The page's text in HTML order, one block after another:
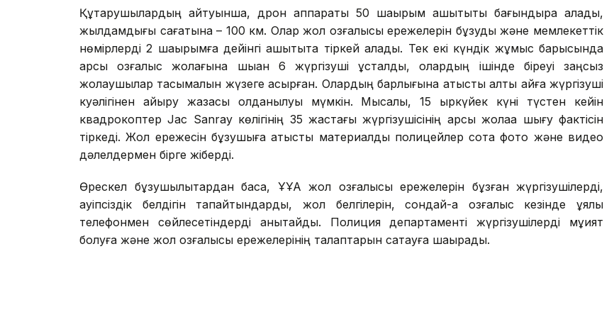
Құтқарушылардың айтуынша, дрон аппараты 50 шақырым қашықтықты бағындыра алады,
жылдамдығы сағатына – 100 км. Олар жол қозғалысы ережелерін бұзуды және мемлекеттік
нөмірлерді 2 шақырымға дейінгі қашықтықта тіркей алады. Тек екі күндік жұмыс барысында
қарсы қозғалыс жолағына шыққан 6 жүргізуші ұсталды, олардың ішінде біреуі заңсыз
жолаушылар тасымалын жүзеге асырған. Олардың барлығына қатысты алты айға жүргізуші
куәлігінен айыру жазасы қолданылуы мүмкін. Мысалы, 15 қыркүйек күні түстен кейін
квадрокоптер Jac Sanray көлігінің 35 жастағы жүргізушісінің қарсы жолаққа шығу фактісін
тіркеді. Жол ережесін бұзушыға қатысты материалды полицейлер сотқа фото және видео
дәлелдермен бірге жіберді.
Өрескел бұзушылықтардан басқа, ҰҰА жол қозғалысы ережелерін бұзған жүргізушілерді,
қауіпсіздік белдігін тақпайтындарды, жол белгілерін, сондай-ақ қозғалыс кезінде ұялы
телефонмен сөйлесетіндерді анықтайды. Полиция департаменті жүргізушілерді мұқият
болуға және жол қозғалысы ережелерінің талаптарын сақтауға шақырады.